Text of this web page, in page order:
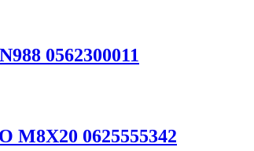
0562300011
M8X20 0625555342